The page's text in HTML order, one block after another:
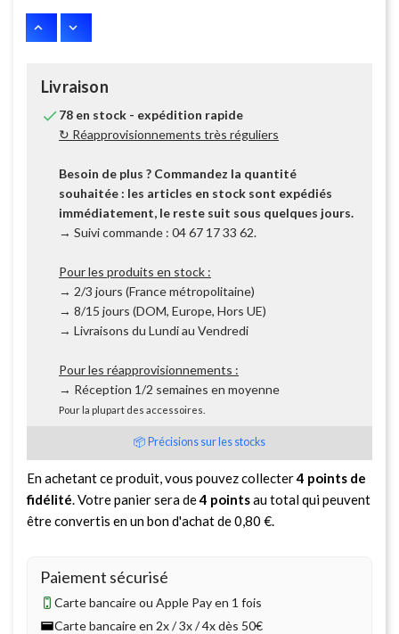
Livraison
78 en stock - expédition rapide
↻ Réapprovisionnements très réguliers
Besoin de plus ? Commandez la quantité
souhaitée : les articles en stock sont expédiés
immédiatement, le reste suit sous quelques jours.
→ Suivi commande : 04 67 17 33 62.
Pour les produits en stock :
→ 2/3 jours (France métropolitaine)
→ 8/15 jours (DOM, Europe, Hors UE)
→ Livraisons du Lundi au Vendredi
Pour les réapprovisionnements :
→ Réception 1/2 semaines en moyenne
Pour la plupart des accessoires.
📦 Précisions sur les stocks
En achetant ce produit, vous pouvez collecter4 points de
fidélité. Votre panier sera de4 pointsau total qui peuvent
être convertis en un bon d'achat de0,80 €.
Paiement sécurisé
Carte bancaire ou Apple Pay en 1 fois
Carte bancaire en 2x / 3x / 4x dès 50€